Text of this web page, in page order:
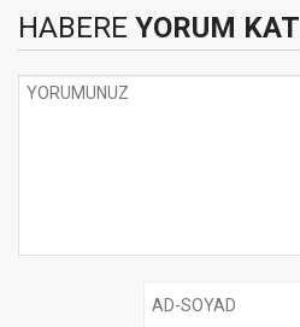
HABERE YORUM KAT